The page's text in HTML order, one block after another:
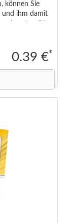
können Sie
und ihm damit
natürlich
0.39 €*